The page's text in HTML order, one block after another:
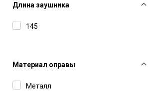
Masunaga
Matsuda
Montblanc
Polaroid
Длина заушника
145
Материал оправы
Металл